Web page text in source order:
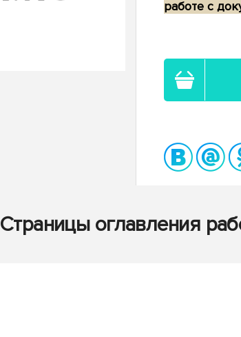
работе с
Страницы оглавления